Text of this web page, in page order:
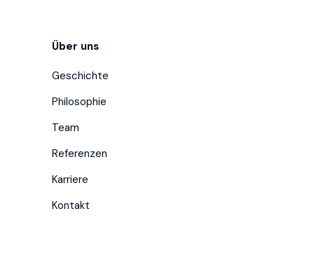
Über uns
Geschichte
Philosophie
Team
Referenzen
Karriere
Kontakt